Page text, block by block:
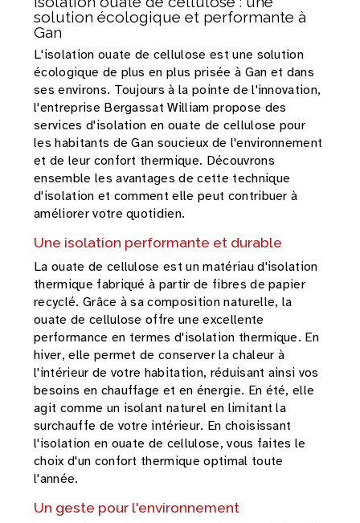
solution écologique et performante à
Gan
L'isolation ouate de cellulose est une solution
écologique de plus en plus prisée à Gan et dans
ses environs. Toujours à la pointe de l'innovation,
l'entreprise Bergassat William propose des
services d'isolation en ouate de cellulose pour
les habitants de Gan soucieux de l'environnement
et de leur confort thermique. Découvrons
ensemble les avantages de cette technique
d'isolation et comment elle peut contribuer à
améliorer votre quotidien.
Une isolation performante et durable
La ouate de cellulose est un matériau d'isolation
thermique fabriqué à partir de fibres de papier
recyclé. Grâce à sa composition naturelle, la
ouate de cellulose offre une excellente
performance en termes d'isolation thermique. En
hiver, elle permet de conserver la chaleur à
l'intérieur de votre habitation, réduisant ainsi vos
besoins en chauffage et en énergie. En été, elle
agit comme un isolant naturel en limitant la
surchauffe de votre intérieur. En choisissant
l'isolation en ouate de cellulose, vous faites le
choix d'un confort thermique optimal toute
l'année.
Un geste pour l'environnement